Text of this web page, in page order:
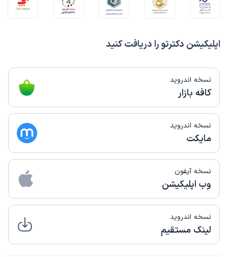
اپلیکیشن دکترتو را دریافت کنید
نسخه اندروید
کافه بازار
نسخه اندروید
مایکت
نسخه آیفون
وب اپلیکیشن
نسخه اندروید
لینک مستقیم